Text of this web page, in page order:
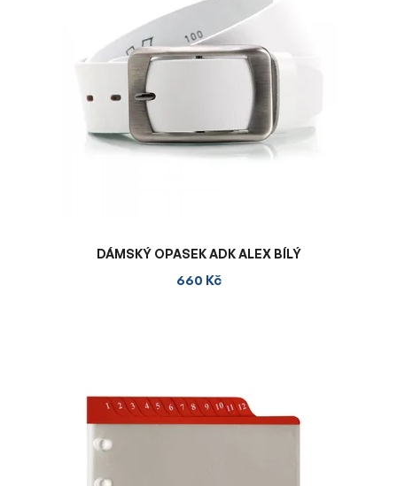
DÁMSKÝ OPASEK ADK ALEX BÍLÝ
660 Kč